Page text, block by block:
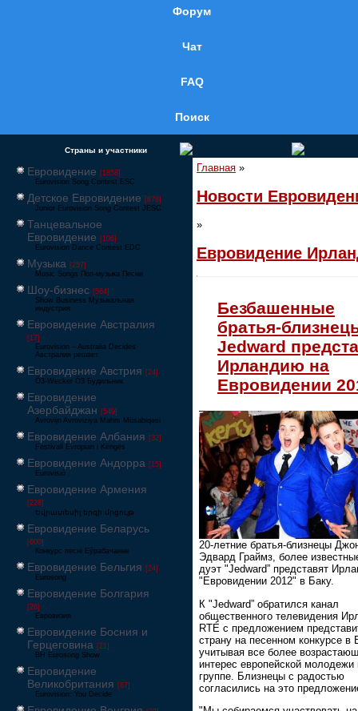
Форум
Чат
FAQ
Поиск
Страны и участники
Евровидение [1858]
Eurovision Song Contest ESC
Детское Евровидение [878]
Junior Eurovision Song Contest JESC
Танцевальное
Евровидение [106]
Eurovision Dance Contest EDC
Музыка [257]
Music Songs Поп-музыка Песни
Шоу-бизнес [564]
Show Business Музыкальная
индустрия
Евровидение Австралия
[17]
Eurovision – Australia Decides
Австралия решает
Евровидение Австрия [24]
Ö3-Wecker Ö3 Будильник
Евровидение
Азербайджан [549]
Avrovijn Avroviziya Mahnı Müsabiqəsi
Евровидение Албания [32]
Festivali Evropian i Këngës
Евровидение Андорра [15]
Eurovisió
Евровидение Армения
[228]
Եվրատեսիլ երգի մրցույթ
Евровидение Беларусь
[600]
Конкурс песні Еўрабачанне
Евровидение Бельгия [24]
Eurosong
Евровидение Болгария
[26]
Евровизия
Евровидение Босния и
Герцеговина [21]
BH Eurosong Show
Евровидение
Великобритания [67]
Eurovision: You Decide
Главная »
Новости
»
Евровидение
Безбашенные
братья-
Jedward
Ирландию на
Евровидении
20-летние братья-близнецы
Эдвард Граймз, более
дуэт "Jedward” представят
"Евровидении 2012" в Баку.
К "Jedward” обратился канал
общественного телевидения
RTÉ с предложением
страну на песенном конкурсе в
учитывая все более
интерес европейской молодежи
группе. Близнецы с радостью
согласились на это